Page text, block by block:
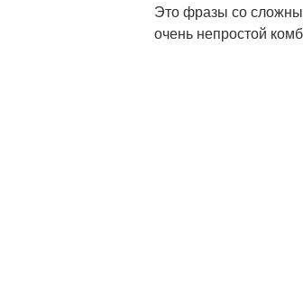
Это фразы со
очень непростой